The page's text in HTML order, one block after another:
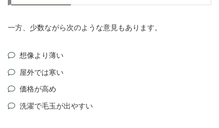
一方、少数ながら次のような意見もあります。
想像より薄い
屋外では寒い
価格が高め
洗濯で毛玉が出やすい